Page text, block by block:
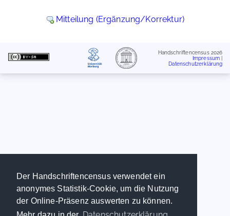
Der Handschriftencensus verwendet ein
anonymes Statistik-Cookie, um die Nutzung
der Online-Präsenz auswerten zu können.
Mitteilung (Ergänzung/Korrektur)
Handschriftencensus 2026
Impressum
Datenschutzerklärung